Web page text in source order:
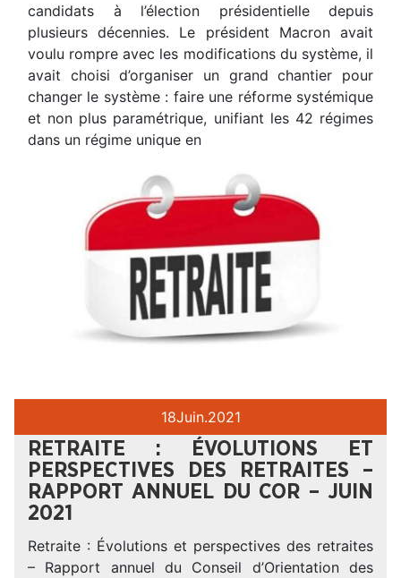
candidats à l’élection présidentielle depuis
plusieurs décennies. Le président Macron avait
voulu rompre avec les modifications du système, il
avait choisi d’organiser un grand chantier pour
changer le système : faire une réforme systémique
et non plus paramétrique, unifiant les 42 régimes
dans un régime unique en
18Juin.2021
RETRAITE : ÉVOLUTIONS ET
PERSPECTIVES DES RETRAITES –
RAPPORT ANNUEL DU COR – JUIN
2021
Retraite : Évolutions et perspectives des retraites
– Rapport annuel du Conseil d’Orientation des